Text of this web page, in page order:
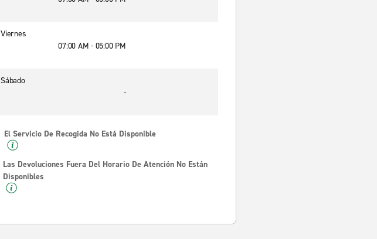
Viernes
07:00 AM - 05:00 PM
Sábado
-
El Servicio De Recogida No Está Disponible
Las Devoluciones Fuera Del Horario De Atención No Están
Disponibles